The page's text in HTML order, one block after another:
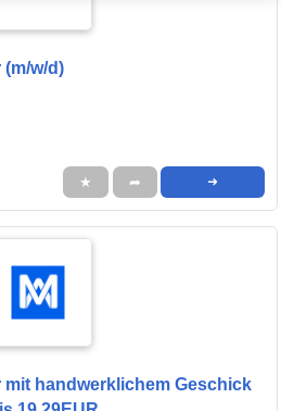
w/d)
★ ➦ ➜
handwerklichem Geschick